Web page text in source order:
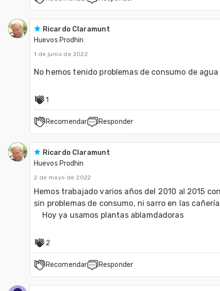
Ricardo Claramunt
Huevos Prodhin
1 de junio de 2022
No hemos tenido problemas de consumo de
1
Recomendar Responder
Ricardo Claramunt
Huevos Prodhin
2 de mayo de 2022
Hemos trabajado varios años del 2010 al 2015
sin problemas de consumo, ni sarro en las
    Hoy ya usamos plantas ablamdadoras
2
Recomendar Responder